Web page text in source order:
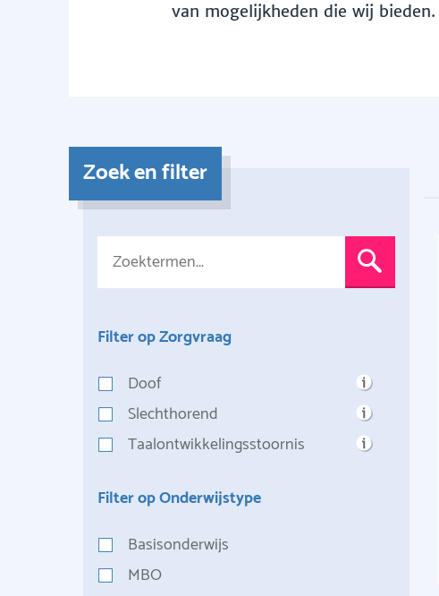
van mogelijkheden die wij bieden.
Zoek en filter
Filter op Zorgvraag
Doof
Slechthorend
Taalontwikkelingsstoornis
Filter op Onderwijstype
Basisonderwijs
MBO